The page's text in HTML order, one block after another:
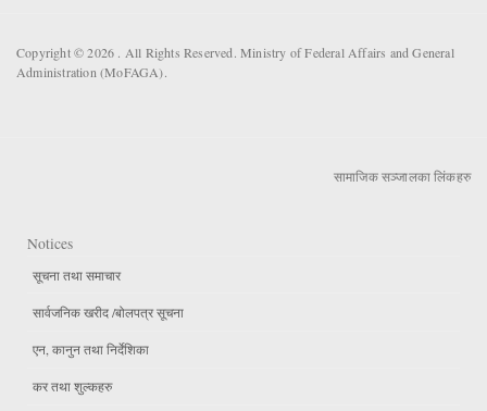
Copyright © 2026 . All Rights Reserved. Ministry of Federal Affairs and General
Administration (MoFAGA).
सामाजिक सञ्जालका लिंकहरु
Notices
सूचना तथा समाचार
सार्वजनिक खरीद /बोलपत्र सूचना
एन, कानुन तथा निर्देशिका
कर तथा शुल्कहरु